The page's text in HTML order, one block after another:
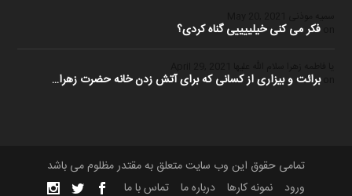
سمیه موذنی
فکر می کنی خیلییییی گناه کردی؟
یا فاطمه زهرا سلام الله علیها
برائت و بیزاری از کسانی که برای آتش زدن خانه حضرت زهرا…
تمامی حقوق این وب سایت متعلق به مقتدر مظلوم می باشد
ورود
نمونه کارها درباره ما تماس با ما